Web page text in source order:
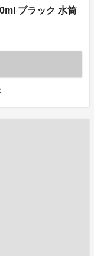
ブラック 水筒